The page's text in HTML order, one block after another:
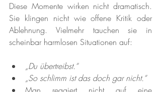
Diese Momente wirken nicht dramatisch.
Sie klingen nicht wie offene Kritik oder
Ablehnung. Vielmehr tauchen sie in
scheinbar harmlosen Situationen auf:
„Du übertreibst.“
„So schlimm ist das doch gar nicht.“